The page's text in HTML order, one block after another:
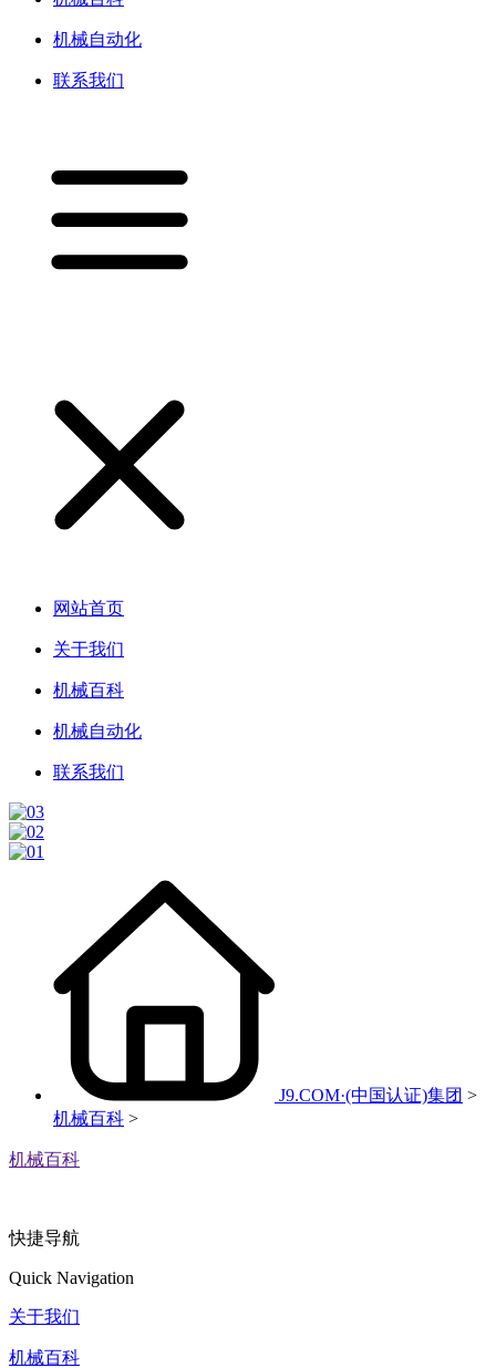
机械自动化
联系我们
网站首页
关于我们
机械百科
机械自动化
联系我们
J9.COM·(中国认证)集团 >
机械百科 >
机械百科
快捷导航
Quick Navigation
关于我们
机械百科